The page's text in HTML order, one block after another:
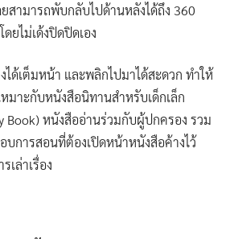
สามารถพับกลับไปด้านหลังได้ถึง 360
ดยไม่เด้งปิดปิดเอง
ด้เต็มหน้า และพลิกไปมาได้สะดวก ทำให้
มาะกับหนังสือนิทานสำหรับเด็กเล็ก
Book) หนังสืออ่านร่วมกับผู้ปกครอง รวม
การสอนที่ต้องเปิดหน้าหนังสือค้างไว้
เล่าเรื่อง